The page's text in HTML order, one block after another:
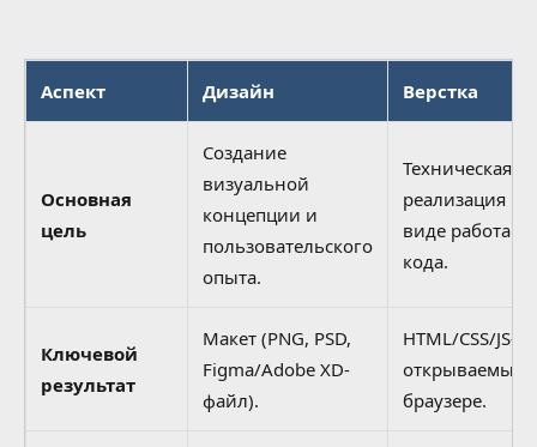
Аспект Дизайн Верстка
Основная
цель
Создание
визуальной
концепции и
пользовательского
опыта.
Техническая
реализация
виде
кода.
Ключевой
результат
Макет (PNG, PSD,
Figma/Adobe XD-
файл).
HTML/CSS/JS-
открываемые
браузере.